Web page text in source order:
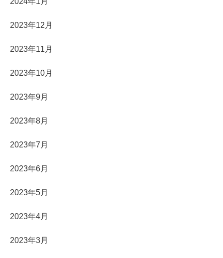
2023年12月
2023年11月
2023年10月
2023年9月
2023年8月
2023年7月
2023年6月
2023年5月
2023年4月
2023年3月